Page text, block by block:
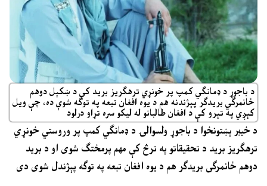
د باجوړ د ډمانګي کمپ پر خونړي ترهګریز برید کې د ښکېل دوهم
ځانمرګي بریدګر پېژندنه هم د یوه افغان تبعه په توګه شوې ده، چې ویل
کېږي په تېرو کې د افغان طالبانو له لیکو سره تړاو درلود
د خیبر پښتونخوا د باجوړ ولسوالۍ د ډمانګي کمپ پر وروستي خونړي
ترهګریز برید د تحقیقاتو په ترڅ کې مهم پرمختګ شوی او د برید
دوهم ځانمرګی بریدګر هم د یوه افغان تبعه په توګه پېژندل شوی دی